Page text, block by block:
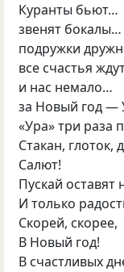
Куранты бьют…
звенят бокалы…
подружки
все счастья
и нас немало…
за Новый год —
«Ура» три раза
Стакан, глоток,
Салют!
Пускай оставят
И только
Скорей, скорее,
В Новый год!
В счастливых